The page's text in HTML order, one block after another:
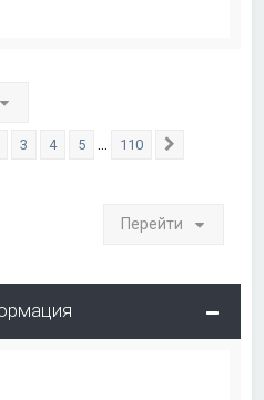
из 110
3 4 5 110
Перейти